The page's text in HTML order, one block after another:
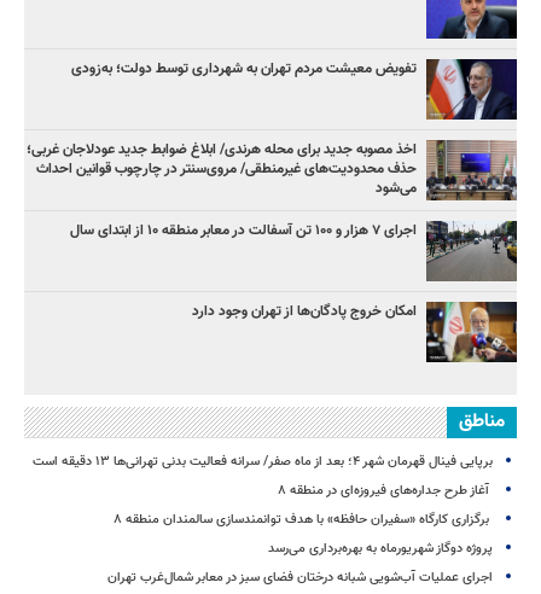
تفویض معیشت مردم تهران به شهرداری توسط دولت؛ به‌زودی
اخذ مصوبه جدید برای محله هرندی/ ابلاغ ضوابط جدید عودلاجان غربی؛
حذف محدودیت‌های غیرمنطقی/ مروی‌سنتر در چارچوب قوانین احداث
می‌شود
اجرای ۷ هزار و ۱۰۰ تن آسفالت در معابر منطقه ۱۰ از ابتدای سال
امکان خروج پادگان‌ها از تهران وجود دارد
مناطق
برپایی فینال قهرمان شهر ۴؛ بعد از ماه صفر/ سرانه فعالیت بدنی تهرانی‌ها ۱۳ دقیقه است
آغاز طرح جداره‌های فیروزه‌ای در منطقه ۸
برگزاری کارگاه «سفیران حافظه» با هدف توانمندسازی سالمندان منطقه ۸
پروژه دوگاز شهریورماه به بهره‌برداری می‌رسد
اجرای عملیات آب‌شویی شبانه درختان فضای سبز در معابر شمال‌غرب تهران